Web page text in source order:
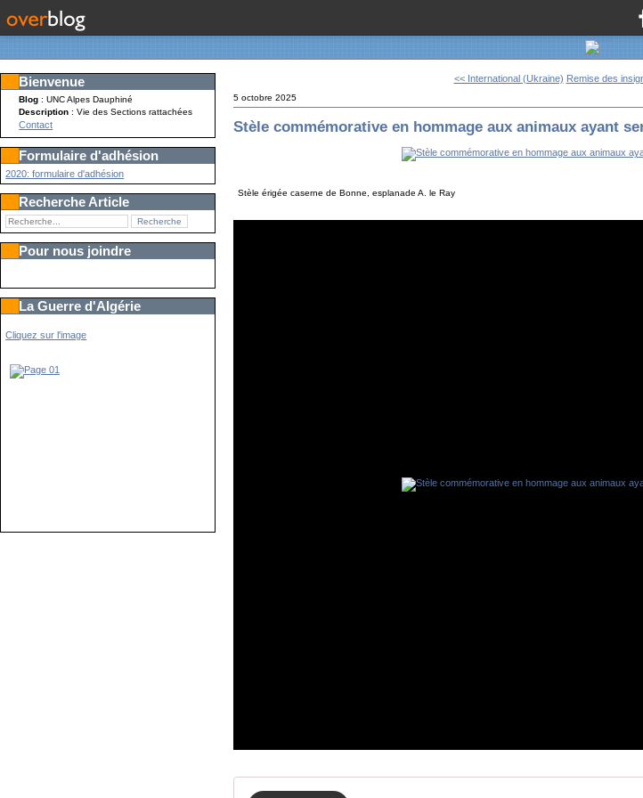
Bienvenue
Blog : UNC Alpes Dauphiné
Description: Vie des Sections rattachées
Contact
Formulaire d'adhésion
2020: formulaire d'adhésion
Recherche Article
Pour nous joindre
La Guerre d'Algérie
Cliquez sur l'image
<< International (Ukraine) Remise des
5 octobre 2025
Stèle commémorative en hommage aux animaux ayant
Stèle érigée caserne de Bonne, esplanade A. le Ray